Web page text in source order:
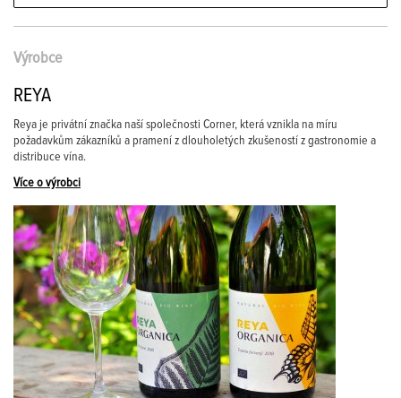
Výrobce
REYA
Reya je privátní značka naší společnosti Corner, která vznikla na míru
požadavkům zákazníků a pramení z dlouholetých zkušeností z gastronomie a
distribuce vína.
Více o výrobci